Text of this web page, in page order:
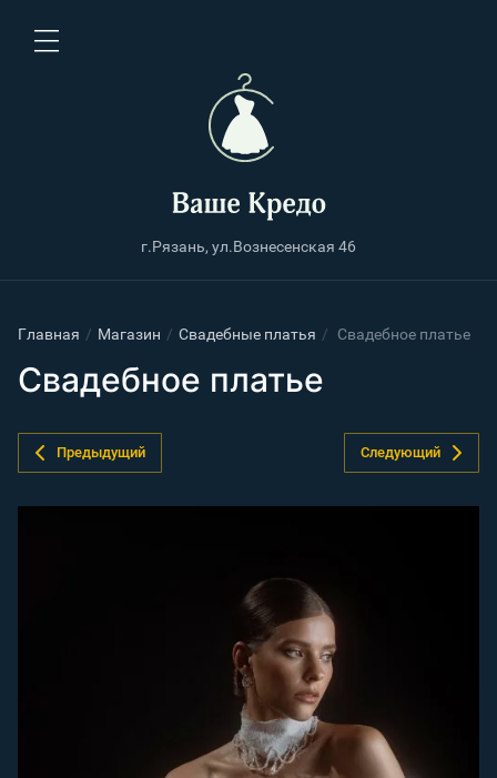
г.Рязань, ул.Вознесенская 46
Главная / Магазин / Свадебные платья / Свадебное платье
Свадебное платье
Предыдущий Следующий